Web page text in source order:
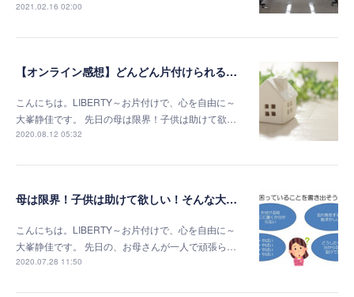
2021.02.16 02:00
【オンライン感想】どんどん片付けられる自分がいて、楽しんでいる自分がいました
こんにちは。LIBERTY～お片付けで、心を自由に～
大峯静佳です。 先日の母は限界！子供は助けて欲…
2020.08.12 05:32
母は限界！子供は助けて欲しい！そんな大家族の片付けサポートのお話し
こんにちは。LIBERTY～お片付けで、心を自由に～
大峯静佳です。 先日の、お母さんが一人で頑張ら…
2020.07.28 11:50